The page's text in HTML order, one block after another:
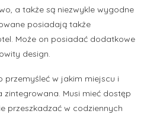
a także są niezwykle wygodne
posiadają także
Może on posiadać dodatkowe
design.
przemyśleć w jakim miejscu i
zintegrowana. Musi mieć dostęp
przeszkadzać w codziennych